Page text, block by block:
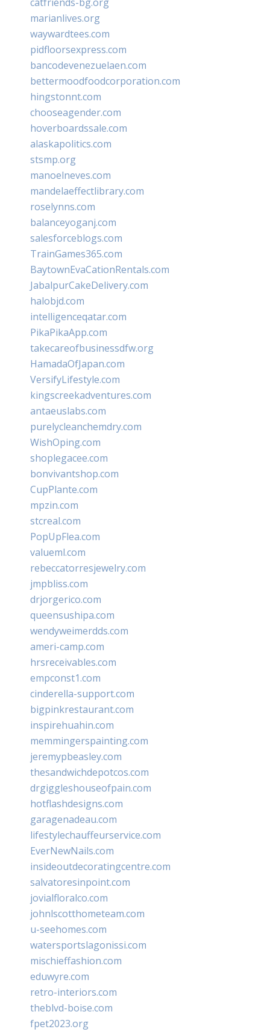
marianlives.org
waywardtees.com
pidfloorsexpress.com
bancodevenezuelaen.com
bettermoodfoodcorporation.com
hingstonnt.com
chooseagender.com
hoverboardssale.com
alaskapolitics.com
stsmp.org
manoelneves.com
mandelaeffectlibrary.com
roselynns.com
balanceyoganj.com
salesforceblogs.com
TrainGames365.com
BaytownEvaCationRentals.com
JabalpurCakeDelivery.com
halobjd.com
intelligenceqatar.com
PikaPikaApp.com
takecareofbusinessdfw.org
HamadaOfJapan.com
VersifyLifestyle.com
kingscreekadventures.com
antaeuslabs.com
purelycleanchemdry.com
WishOping.com
shoplegacee.com
bonvivantshop.com
CupPlante.com
mpzin.com
stcreal.com
PopUpFlea.com
valueml.com
rebeccatorresjewelry.com
jmpbliss.com
drjorgerico.com
queensushipa.com
wendyweimerdds.com
ameri-camp.com
hrsreceivables.com
empconst1.com
cinderella-support.com
bigpinkrestaurant.com
inspirehuahin.com
memmingerspainting.com
jeremypbeasley.com
thesandwichdepotcos.com
drgiggleshouseofpain.com
hotflashdesigns.com
garagenadeau.com
lifestylechauffeurservice.com
EverNewNails.com
insideoutdecoratingcentre.com
salvatoresinpoint.com
jovialfloralco.com
johnlscotthometeam.com
u-seehomes.com
watersportslagonissi.com
mischieffashion.com
eduwyre.com
retro-interiors.com
theblvd-boise.com
fpet2023.org